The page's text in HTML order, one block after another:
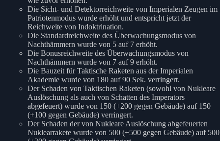
Die Sicht- und Detektorreichweite von Imperialen Zeugen im
Patriotenmodus wurde erhöht und entspricht jetzt der
Reichweite von Indoktrination.
Die Standardreichweite des Überwachungsmodus von
Nachthämmern wurde von 5 auf 7 erhöht.
Die Bonusreichweite des Überwachungsmodus von
Nachthämmern wurde von 7 auf 9 erhöht.
Die Bauzeit für Taktische Raketen aus der Imperialen
Akademie wurde von 180 auf 90 Sek. verringert.
Der Schaden von Taktischen Raketen (sowohl von Nukleare
Auslöschung als auch von Schatten des Imperators
abgefeuert) wurde von 150 (+200 gegen Gebäude) auf 150
(+100 gegen Gebäude) verringert.
Der Schaden der von Nukleare Auslöschung abgefeuerten
Nuklearrakete wurde von 500 (+500 gegen Gebäude) auf 500